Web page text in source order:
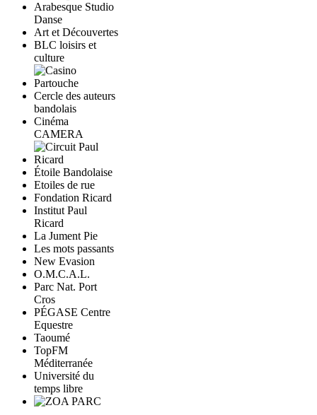
Arabesque Studio
Danse
Art et Découvertes
BLC loisirs et
culture
Cercle des auteurs
bandolais
Cinéma
CAMERA
Étoile Bandolaise
Etoiles de rue
Fondation Ricard
Institut Paul
Ricard
La Jument Pie
Les mots passants
New Evasion
O.M.C.A.L.
Parc Nat. Port
Cros
PÉGASE Centre
Equestre
Taoumé
TopFM
Méditerranée
Université du
temps libre